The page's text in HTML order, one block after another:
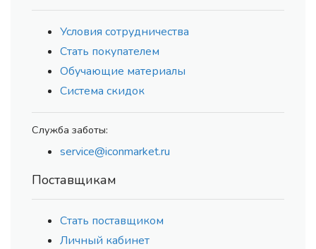
Условия сотрудничества
Стать покупателем
Обучающие материалы
Система скидок
Служба заботы:
service@iconmarket.ru
Поставщикам
Стать поставщиком
Личный кабинет